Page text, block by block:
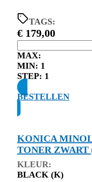
TAGS:
€ 179,00
MAX:
MIN: 1
STEP: 1
BESTELLEN
KONICA
TONER ZWART
KLEUR:
BLACK (K)